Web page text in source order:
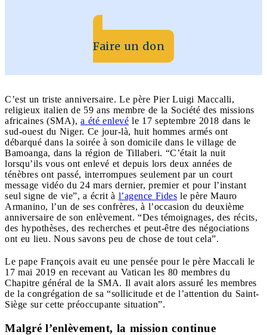
Faire un don
C’est un triste anniversaire. Le père Pier Luigi Maccalli,
religieux italien de 59 ans membre de la Société des missions
africaines (SMA), a été enlevé le 17 septembre 2018 dans le
sud-ouest du Niger. Ce jour-là, huit hommes armés ont
débarqué dans la soirée à son domicile dans le village de
Bamoanga, dans la région de Tillaberi. “C’était la nuit
lorsqu’ils vous ont enlevé et depuis lors deux années de
ténèbres ont passé, interrompues seulement par un court
message vidéo du 24 mars dernier, premier et pour l’instant
seul signe de vie”, a écrit à l’agence Fides le père Mauro
Armanino, l’un de ses confrères, à l’occasion du deuxième
anniversaire de son enlèvement. “Des témoignages, des récits,
des hypothèses, des recherches et peut-être des négociations
ont eu lieu. Nous savons peu de chose de tout cela”.
Le pape François avait eu une pensée pour le père Maccali le
17 mai 2019 en recevant au Vatican les 80 membres du
Chapitre général de la SMA. Il avait alors assuré les membres
de la congrégation de sa “sollicitude et de l’attention du Saint-
Siège sur cette préoccupante situation”.
Malgré l’enlèvement, la mission continue